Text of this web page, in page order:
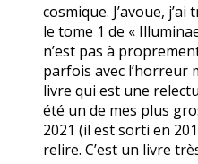
cosmique. J’avoue,
le tome 1 de «
n’est pas à
parfois avec l’horreur
livre qui est une
été un de mes plus
2021 (il est sorti en
relire. C’est un livre